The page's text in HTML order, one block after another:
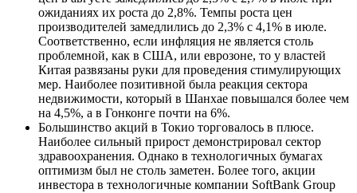
ожиданиях их роста до 2,8%. Темпы роста цен
производителей замедлились до 2,3% с 4,1% в июле.
Соответственно, если инфляция не является столь
проблемной, как в США, или еврозоне, то у властей
Китая развязаны руки для проведения стимулирующих
мер. Наиболее позитивной была реакция сектора
недвижимости, который в Шанхае повышался более чем
на 4,5%, а в Гонконге почти на 6%.
Большинство акций в Токио торговалось в плюсе.
Наиболее сильный прирост демонстрировал сектор
здравоохранения. Однако в технологичных бумагах
оптимизм был не столь заметен. Более того, акции
инвестора в технологичные компании SoftBank Group